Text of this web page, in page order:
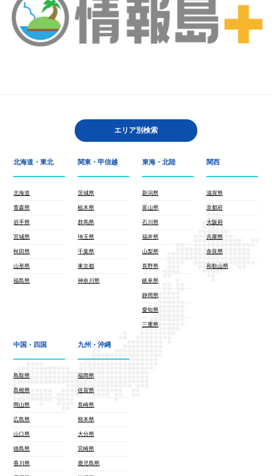
エリア別検索
北海道・東北
北海道
青森県
岩手県
宮城県
秋田県
山形県
福島県
関東・甲信越
茨城県
栃木県
群馬県
埼玉県
千葉県
東京都
神奈川県
東海・北陸
新潟県
富山県
石川県
福井県
山梨県
長野県
岐阜県
静岡県
愛知県
三重県
関西
滋賀県
京都府
大阪府
兵庫県
奈良県
和歌山県
中国・四国
鳥取県
島根県
岡山県
広島県
山口県
徳島県
香川県
九州・沖縄
福岡県
佐賀県
長崎県
熊本県
大分県
宮崎県
鹿児島県